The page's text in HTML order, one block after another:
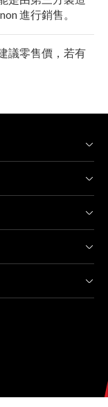
進行銷售。
議零售價，若有